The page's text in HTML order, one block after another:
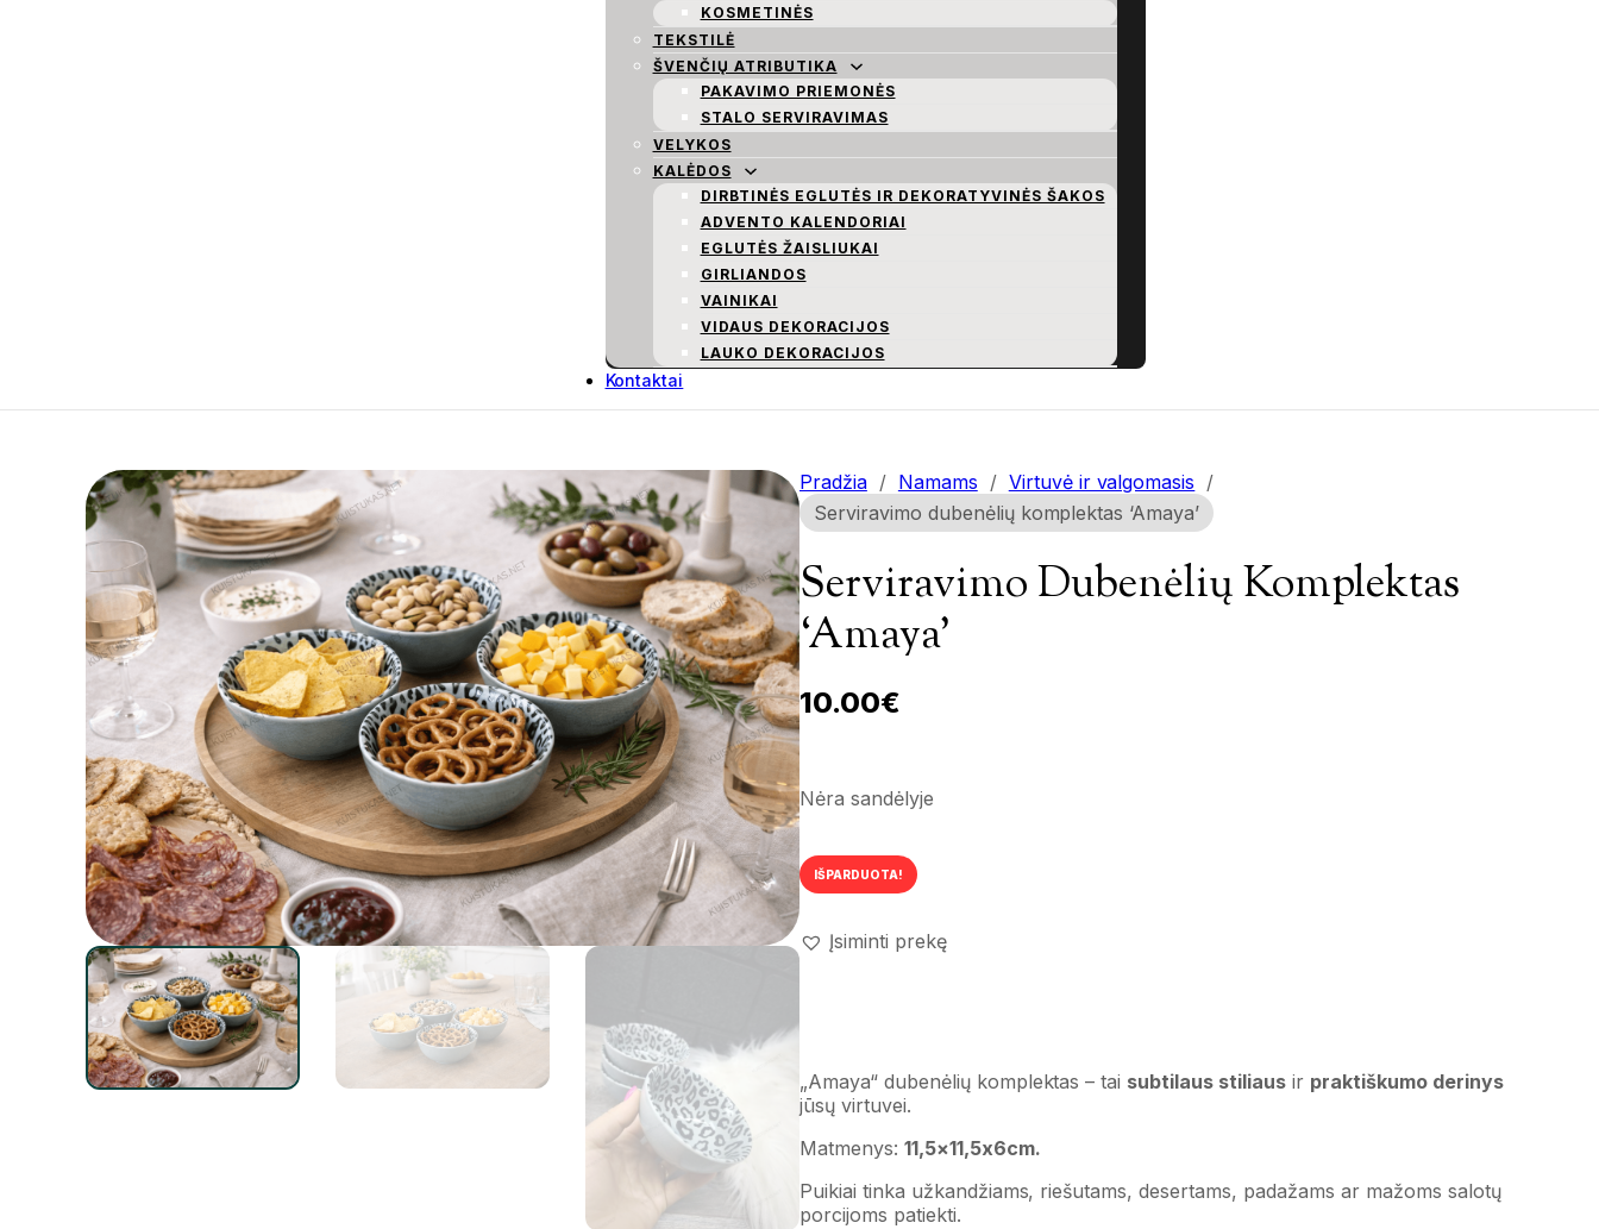
KOSMETINĖS
TEKSTILĖ
ŠVENČIŲ ATRIBUTIKA
PAKAVIMO PRIEMONĖS
STALO SERVIRAVIMAS
VELYKOS
KALĖDOS
DIRBTINĖS EGLUTĖS IR DEKORATYVINĖS ŠAKOS
ADVENTO KALENDORIAI
EGLUTĖS ŽAISLIUKAI
GIRLIANDOS
VAINIKAI
VIDAUS DEKORACIJOS
LAUKO DEKORACIJOS
Kontaktai
Pradžia / Namams / Virtuvė ir valgomasis /
Serviravimo dubenėlių komplektas ‘Amaya’
Serviravimo Dubenėlių Komplektas
‘Amaya’
10.00€
Nėra sandėlyje
IŠPARDUOTA!
Įsiminti prekę
„Amaya“ dubenėlių komplektas – tai subtilaus stiliausir praktiškumo derinys
jūsų virtuvei.
Matmenys: 11,5×11,5x6cm.
Puikiai tinka užkandžiams, riešutams, desertams, padažams ar mažoms salotų
porcijoms patiekti.